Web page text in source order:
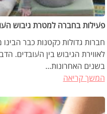
פעילות בחברה למטרת גיבוש
חברות גדולות כקטנות כבר
לאווירת הגיבוש בין העובדים.
בשנים האחרונות...
המשך קריאה